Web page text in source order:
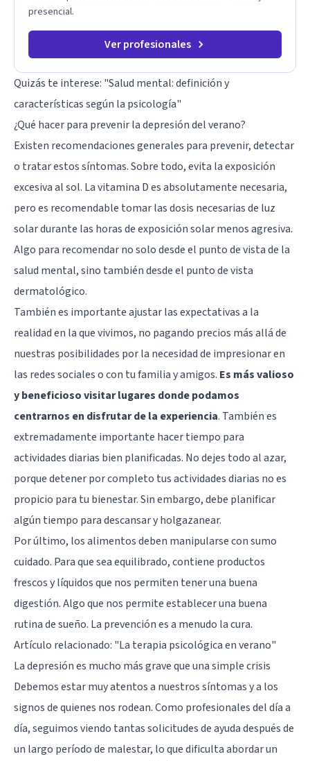
presencial.
Ver profesionales
Quizás te interese: "Salud mental: definición y
características según la psicología"
¿Qué hacer para prevenir la depresión del verano?
Existen recomendaciones generales para prevenir, detectar
o tratar estos síntomas. Sobre todo, evita la exposición
excesiva al sol. La vitamina D es absolutamente necesaria,
pero es recomendable tomar las dosis necesarias de luz
solar durante las horas de exposición solar menos agresiva.
Algo para recomendar no solo desde el punto de vista de la
salud mental, sino también desde el punto de vista
dermatológico.
También es importante ajustar las expectativas a la
realidad en la que vivimos, no pagando precios más allá de
nuestras posibilidades por la necesidad de impresionar en
las redes sociales o con tu familia y amigos. Es más valioso
y beneficioso visitar lugares donde podamos
centrarnos en disfrutar de la experiencia. También es
extremadamente importante hacer tiempo para
actividades diarias bien planificadas. No dejes todo al azar,
porque detener por completo tus actividades diarias no es
propicio para tu bienestar. Sin embargo, debe planificar
algún tiempo para descansar y holgazanear.
Por último, los alimentos deben manipularse con sumo
cuidado. Para que sea equilibrado, contiene productos
frescos y líquidos que nos permiten tener una buena
digestión. Algo que nos permite establecer una buena
rutina de sueño. La prevención es a menudo la cura.
Artículo relacionado: "La terapia psicológica en verano"
La depresión es mucho más grave que una simple crisis
Debemos estar muy atentos a nuestros síntomas y a los
signos de quienes nos rodean. Como profesionales del día a
día, seguimos viendo tantas solicitudes de ayuda después de
un largo período de malestar, lo que dificulta abordar un